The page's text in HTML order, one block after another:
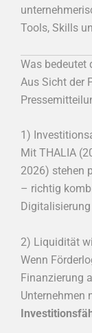
Tools, Skills
Was bedeutet
Aus Sicht der
1)
Mit THALIA
2026) stehen
– richtig
2) Liquidität
Wenn
Finanzierung
Unternehmen